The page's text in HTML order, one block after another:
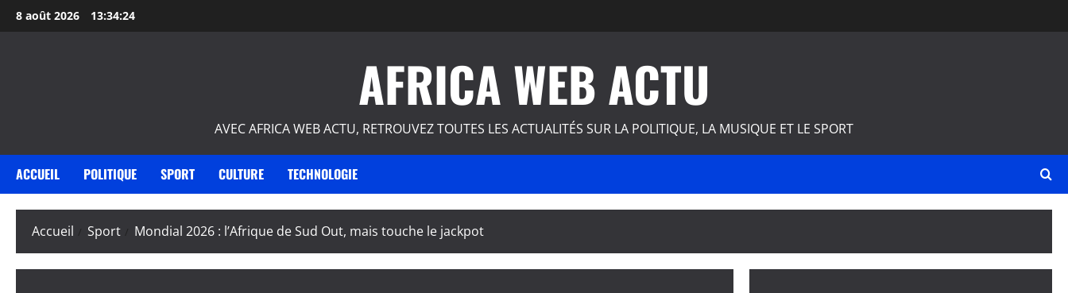
Aller
au
8 août 2026 13:34:25
AFRICA WEB ACTU
AVEC AFRICA WEB ACTU, RETROUVEZ TOUTES LES ACTUALITÉS SUR LA POLITIQUE, LA MUSIQUE ET LE SPORT
ACCUEIL POLITIQUE SPORT CULTURE TECHNOLOGIE
Accueil Sport Mondial 2026 : l’Afrique de Sud Out, mais touche le jackpot